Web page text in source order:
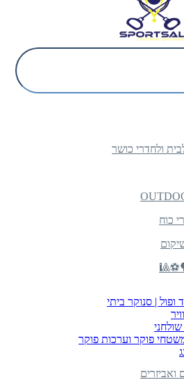
ולחדרי כושר
כוח
ופול | סנוקר ביתי
פוקר וערכות פוקר
ואביזרים